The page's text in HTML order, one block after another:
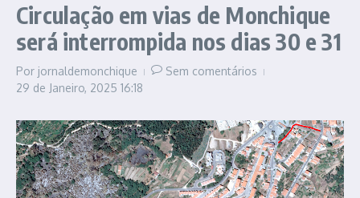
Circulação em vias de Monchique
será interrompida nos dias 30 e 31
Por jornaldemonchique
Sem comentários
29 de Janeiro, 2025 16:18